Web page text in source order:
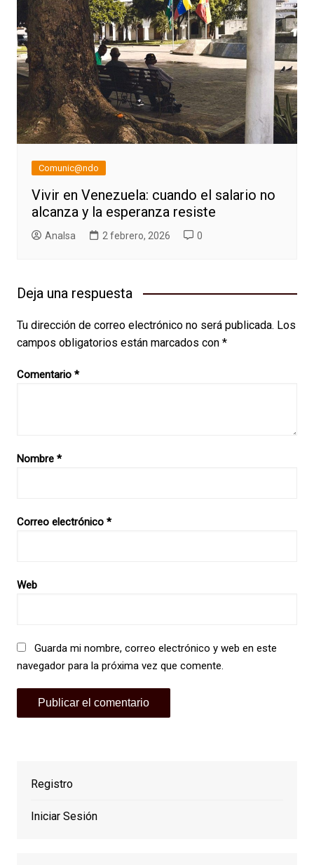
Comunic@ndo
Vivir en Venezuela: cuando el salario no
alcanza y la esperanza resiste
AnaIsa 2 febrero, 2026 0
Deja una respuesta
Tu dirección de correo electrónico no será publicada. Los
campos obligatorios están marcados con *
Comentario *
Nombre *
Correo electrónico *
Web
Guarda mi nombre, correo electrónico y web en este
navegador para la próxima vez que comente.
Registro
Iniciar Sesión